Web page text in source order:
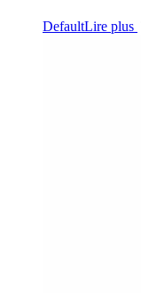
DefaultLire plus